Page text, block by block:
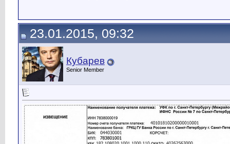
23.01.2015, 09:32
Кубарев
Senior Member